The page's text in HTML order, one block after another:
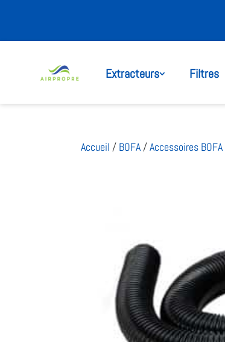
Extracteurs Filtres
Accueil / BOFA /Accessoires BOFA